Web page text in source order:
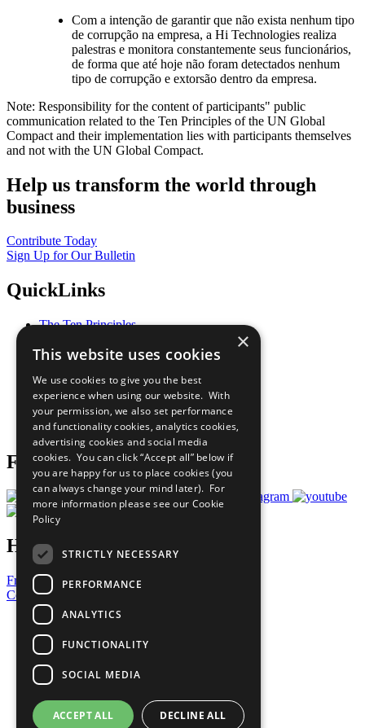
Com a intenção de garantir que não exista nenhum tipo
de corrupção na empresa, a Hi Technologies realiza
palestras e monitora constantemente seus funcionários,
de forma que até hoje não foram detectados nenhum
tipo de corrupção e extorsão dentro da empresa.
Note: Responsibility for the content of participants" public
communication related to the Ten Principles of the UN Global
Compact and their implementation lies with participants themselves
and not with the UN Global Compact.
Help us transform the world through
business
Contribute Today
Sign Up for Our Bulletin
QuickLinks
The Ten Principles
Our Participants
What You Can Do
Careers & Opportunities
Join Now
Prepare your CoP
Follow Us
Have a Question?
Frequently Asked Questions
Contact Us
United Nations
Privacy Policy
Cookies Policy
Copyright
Photo Credits
×
This website uses cookies
We use cookies to give you the best
experience when using our website. With
your permission, we also set performance
and functionality cookies, analytics cookies,
advertising cookies and social media
cookies. You can click “Accept all” below if
you are happy for us to place cookies (you
can always change your mind later). For
more information please see our Cookie
Policy
STRICTLY NECESSARY
PERFORMANCE
ANALYTICS
FUNCTIONALITY
SOCIAL MEDIA
ACCEPT ALL DECLINE ALL